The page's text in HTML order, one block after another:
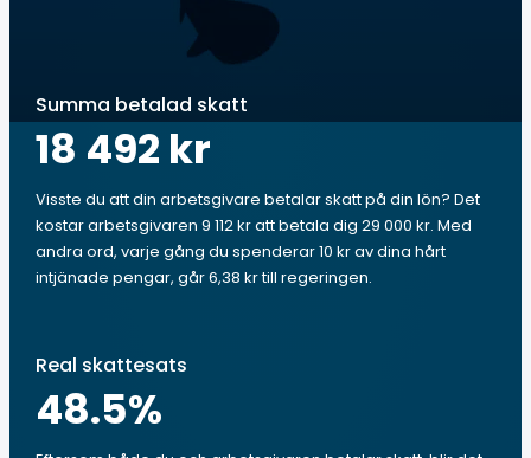
Summa betalad skatt
18 492 kr
Visste du att din arbetsgivare betalar skatt på din lön? Det
kostar arbetsgivaren 9 112 kr att betala dig 29 000 kr. Med
andra ord, varje gång du spenderar 10 kr av dina hårt
intjänade pengar, går 6,38 kr till regeringen.
Real skattesats
48.5%